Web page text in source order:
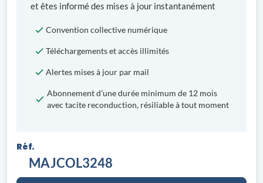
et êtes informé des mises à jour instantanément
Convention collective numérique
Téléchargements et accès illimités
Alertes mises à jour par mail
Abonnement d’une durée minimum de 12 mois
avec tacite reconduction, résiliable à tout moment
Réf.
MAJCOL3248